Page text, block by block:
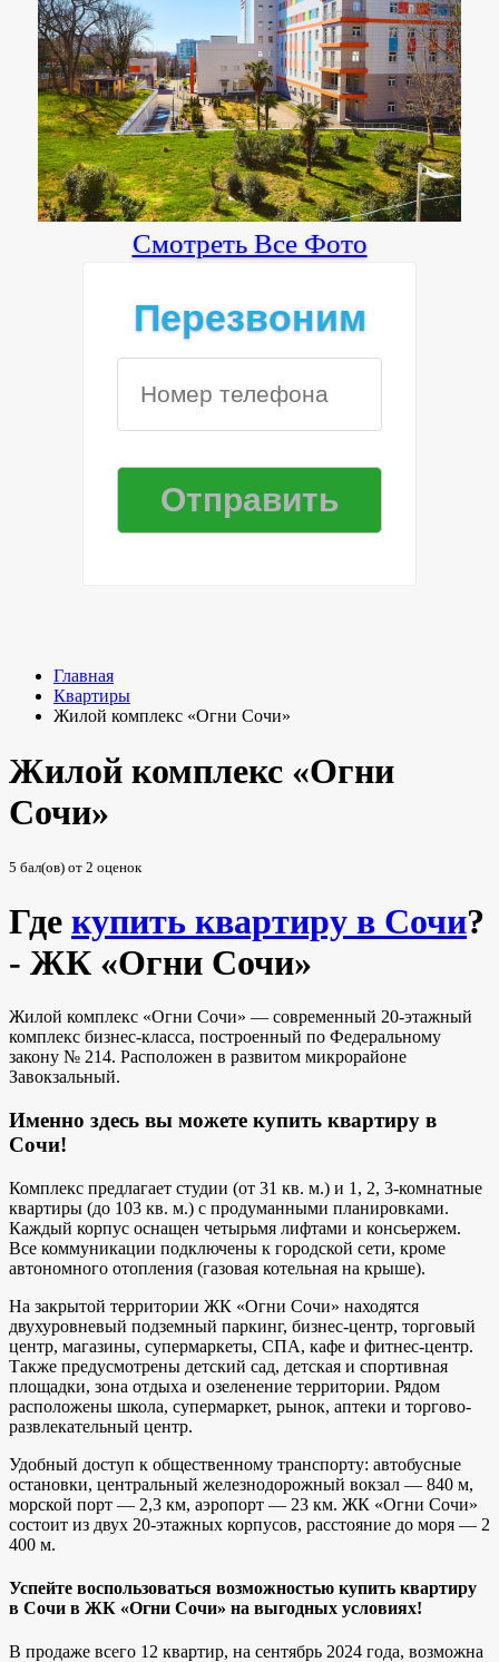
Смотреть Все Фото
Перезвоним
Главная
Квартиры
Жилой комплекс «Огни Сочи»
Жилой комплекс «Огни
Сочи»
5 бал(ов) от 2 оценок
Где купить квартиру в Сочи?
- ЖК «Огни Сочи»
Жилой комплекс «Огни Сочи» — современный 20-этажный
комплекс бизнес-класса, построенный по Федеральному
закону № 214. Расположен в развитом микрорайоне
Завокзальный.
Именно здесь вы можете купить квартиру в
Сочи!
Комплекс предлагает студии (от 31 кв. м.) и 1, 2, 3-комнатные
квартиры (до 103 кв. м.) с продуманными планировками.
Каждый корпус оснащен четырьмя лифтами и консьержем.
Все коммуникации подключены к городской сети, кроме
автономного отопления (газовая котельная на крыше).
На закрытой территории ЖК «Огни Сочи» находятся
двухуровневый подземный паркинг, бизнес-центр, торговый
центр, магазины, супермаркеты, СПА, кафе и фитнес-центр.
Также предусмотрены детский сад, детская и спортивная
площадки, зона отдыха и озеленение территории. Рядом
расположены школа, супермаркет, рынок, аптеки и торгово-
развлекательный центр.
Удобный доступ к общественному транспорту: автобусные
остановки, центральный железнодорожный вокзал — 840 м,
морской порт — 2,3 км, аэропорт — 23 км. ЖК «Огни Сочи»
состоит из двух 20-этажных корпусов, расстояние до моря — 2
400 м.
Успейте воспользоваться возможностью купить квартиру
в Сочи в ЖК «Огни Сочи» на выгодных условиях!
В продаже всего 12 квартир, на сентябрь 2024 года, возможна